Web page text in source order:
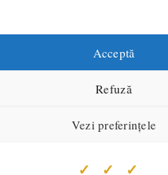
Acceptă
Refuză
Vezi preferințele
💡 Libertatea
ortodoxului
radical înțelegerea despre univers